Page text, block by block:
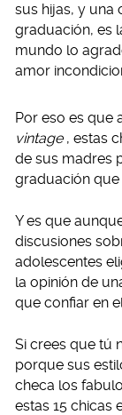
sus hijas, y una
graduación, es
mundo lo
amor
Por eso es que
vintage , estas
de sus madres
graduación que
Y es que
discusiones
adolescentes
la opinión de
que confiar en
Si crees que tú
porque sus
checa los
estas 15 chicas